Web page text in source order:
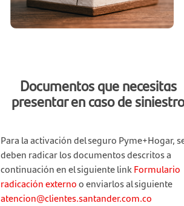
Documentos que necesitas
presentar en caso de siniestro
Para la activación del seguro Pyme+Hogar,
deben radicar los documentos descritos a
continuación en el siguiente link Formulario
radicación externoo enviarlos al siguiente
atencion@clientes.santander.com.co